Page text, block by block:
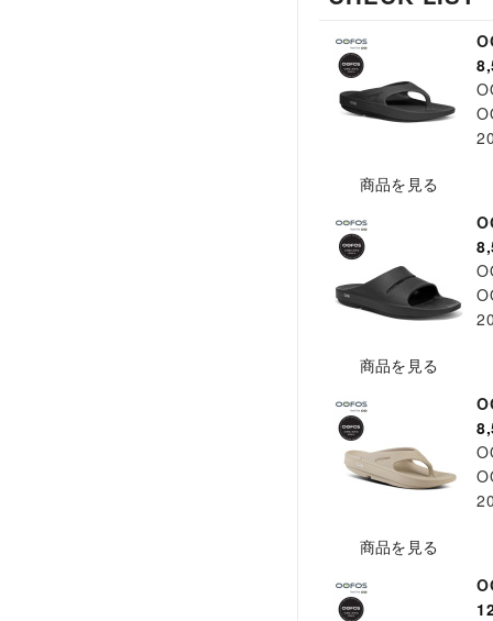
商品を見る
商品を見る
商品を見る